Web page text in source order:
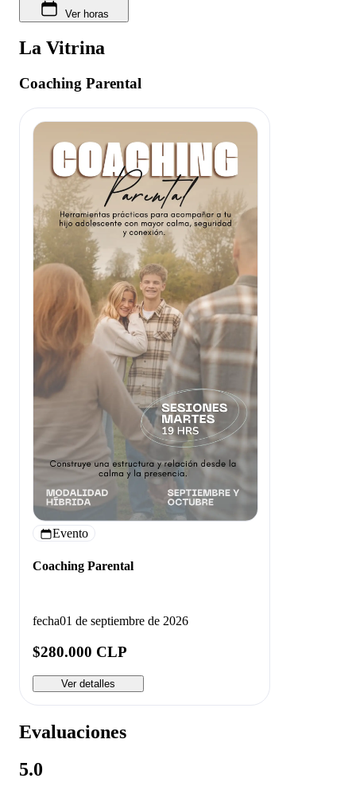
Ver horas
La Vitrina
Coaching Parental
Evento
Coaching Parental
fecha01 de septiembre de 2026
$280.000 CLP
Ver detalles
Evaluaciones
5.0